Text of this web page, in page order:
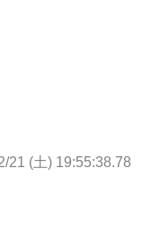
21 (土) 19:55:38.78